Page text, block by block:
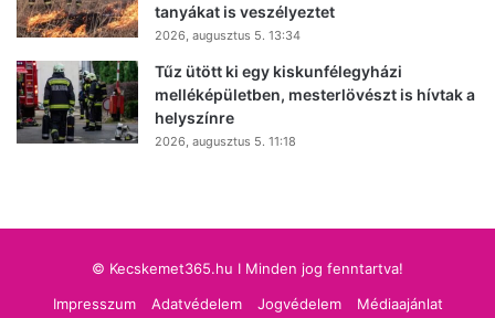
tanyákat is veszélyeztet
2026, augusztus 5. 13:34
Tűz ütött ki egy kiskunfélegyházi
melléképületben, mesterlövészt is hívtak a
helyszínre
2026, augusztus 5. 11:18
© Kecskemet365.hu I Minden jog fenntartva!
Impresszum
Adatvédelem Jogvédelem Médiaajánlat